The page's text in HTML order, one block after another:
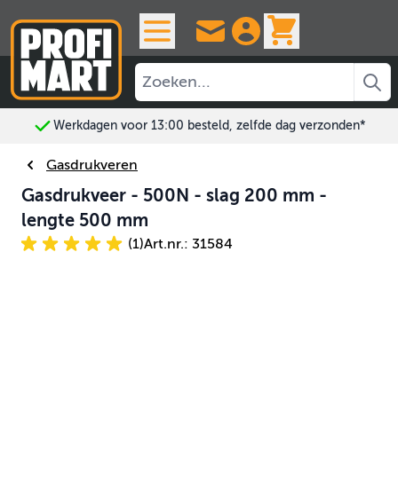
Werkdagen voor 13:00 besteld, zelfde dag verzonden*
Gasdrukveren
Gasdrukveer - 500N - slag 200 mm -
lengte 500 mm
(1)Art.nr.: 31584